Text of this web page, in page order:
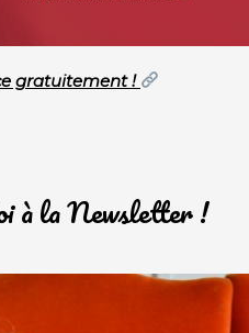
gratuitement !
à la Newsletter !